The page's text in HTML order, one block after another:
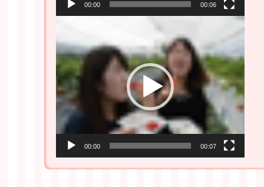
00:00 00:06
プ
レ
ー
ー
00:00 00:07